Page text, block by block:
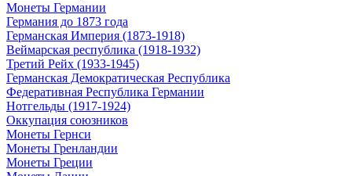
Монеты Германии
Германия до 1873 года
Германская Империя (1873-1918)
Веймарская республика (1918-1932)
Третий Рейх (1933-1945)
Германская Демократическая Республика
Федеративная Республика Германии
Нотгельды (1917-1924)
Оккупация союзников
Монеты Гернси
Монеты Гренландии
Монеты Греции